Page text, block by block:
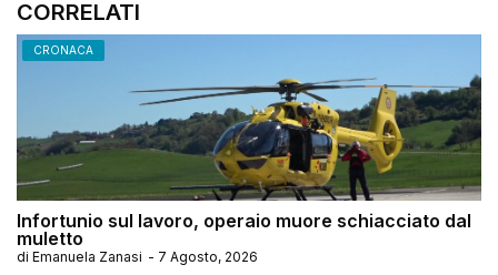
CORRELATI
CRONACA
Infortunio sul lavoro, operaio muore schiacciato dal
muletto
di Emanuela Zanasi - 7 Agosto, 2026